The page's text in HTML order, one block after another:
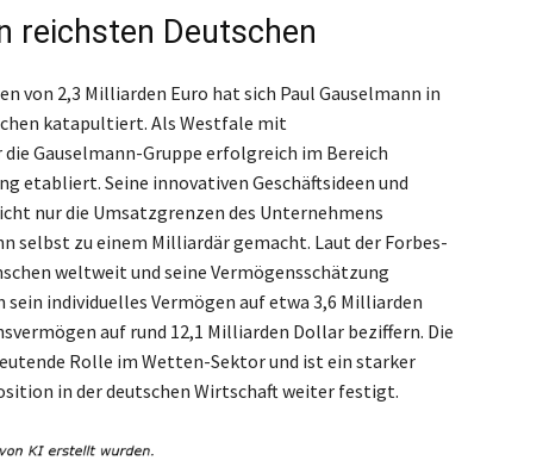
reichsten Deutschen
von 2,3 Milliarden Euro hat sich Paul Gauselmann in
katapultiert. Als Westfale mit
Gauselmann-Gruppe erfolgreich im Bereich
etabliert. Seine innovativen Geschäftsideen und
nur die Umsatzgrenzen des Unternehmens
selbst zu einem Milliardär gemacht. Laut der Forbes-
weltweit und seine Vermögensschätzung
individuelles Vermögen auf etwa 3,6 Milliarden
auf rund 12,1 Milliarden Dollar beziffern. Die
Rolle im Wetten-Sektor und ist ein starker
in der deutschen Wirtschaft weiter festigt.